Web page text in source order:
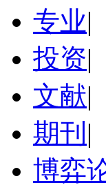
专业|
投资|
文献|
期刊 |
博弈